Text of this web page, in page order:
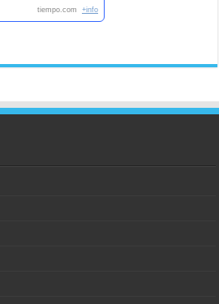
tiempo.com +info